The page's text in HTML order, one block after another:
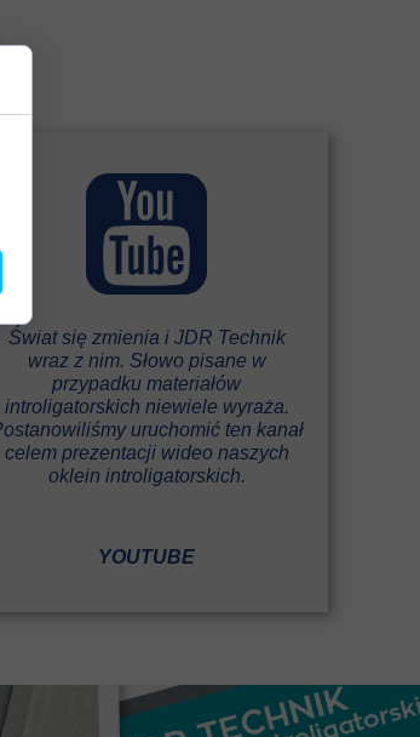
Świat się zmienia i JDR Technik
wraz z nim. Słowo pisane w
przypadku materiałów
introligatorskich niewiele wyraża.
uruchomić ten kanał
celem prezentacji wideo naszych
oklein introligatorskich.
YOUTUBE